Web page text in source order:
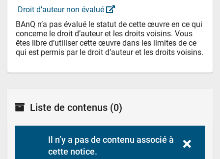
Droit d’auteur non évalué
BAnQ n’a pas évalué le statut de cette œuvre en ce qui
concerne le droit d’auteur et les droits voisins. Vous
êtes libre d’utiliser cette œuvre dans les limites de ce
qui est permis par le droit d’auteur et les droits voisins.
Liste de contenus (0)
Il n’y a pas de contenu associé à
cette notice.